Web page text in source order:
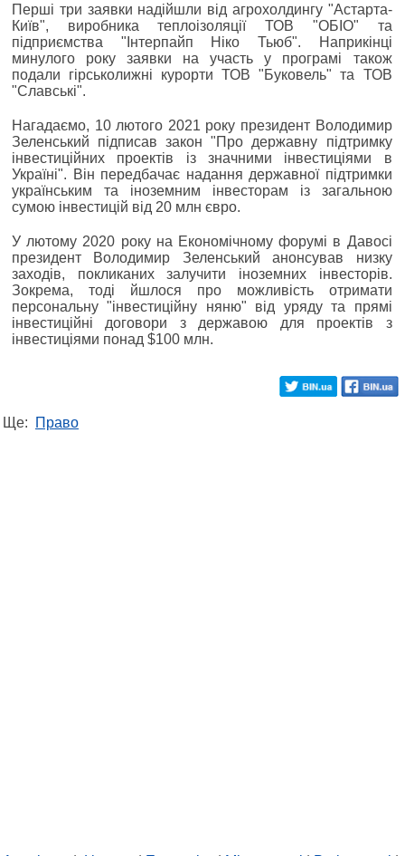
Перші три заявки надійшли від агрохолдингу "Астарта-
Київ", виробника теплоізоляції ТОВ "ОБІО" та
підприємства "Інтерпайп Ніко Тьюб". Наприкінці
минулого року заявки на участь у програмі також
подали гірськолижні курорти ТОВ "Буковель" та ТОВ
"Славські".
Нагадаємо, 10 лютого 2021 року президент Володимир
Зеленський підписав закон "Про державну підтримку
інвестиційних проектів із значними інвестиціями в
Україні". Він передбачає надання державної підтримки
українським та іноземним інвесторам із загальною
сумою інвестицій від 20 млн євро.
У лютому 2020 року на Економічному форумі в Давосі
президент Володимир Зеленський анонсував низку
заходів, покликаних залучити іноземних інвесторів.
Зокрема, тоді йшлося про можливість отримати
персональну "інвестиційну няню" від уряду та прямі
інвестиційні договори з державою для проектів з
інвестиціями понад $100 млн.
Ще: Право